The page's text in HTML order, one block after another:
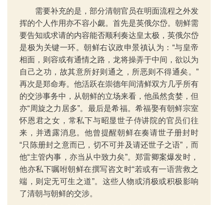
需要补充的是，部分清朝官员在明面流程之外发
挥的个人作用亦不容小觑。首先是英俄尔岱。朝鲜需
要告知或求请的内容能否顺利奏达皇太极，英俄尔岱
是极为关键一环。朝鲜右议政申景禛认为：“与皇帝
相面，则容或有通情之路，龙将操弄于中间，欲以为
自己之功，故其意所好则通之，所恶则不得通矣。”
再次是郑命寿。他活跃在崇德年间清鲜双方几乎所有
的交涉事务中，从朝鲜的立场来看，他虽然贪婪，但
亦“周旋之力居多”。最后是希福。希福娶有朝鲜宗室
怀恩君之女，常私下与昭显世子侍讲院的官员们往
来，并透露消息。他曾提醒朝鲜在奏请世子册封时
“只陈册封之意而已，切不可并及请还世子之语”，而
他“主管内事，亦当从中致力矣”。郑雷卿案爆发时，
他亦私下嘱咐朝鲜在撰写咨文时“若或有一语营救之
端，则定无可生之道”。这些人物或消极或积极影响
了清朝与朝鲜的交涉。